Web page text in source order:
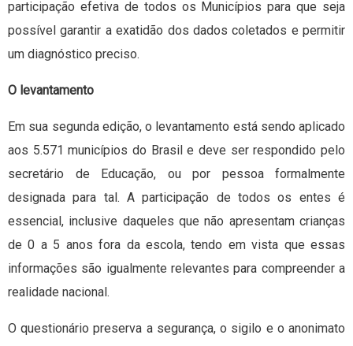
participação efetiva de todos os Municípios para que seja
possível garantir a exatidão dos dados coletados e permitir
um diagnóstico preciso.
O levantamento
Em sua segunda edição, o levantamento está sendo aplicado
aos 5.571 municípios do Brasil e deve ser respondido pelo
secretário de Educação, ou por pessoa formalmente
designada para tal. A participação de todos os entes é
essencial, inclusive daqueles que não apresentam crianças
de 0 a 5 anos fora da escola, tendo em vista que essas
informações são igualmente relevantes para compreender a
realidade nacional.
O questionário preserva a segurança, o sigilo e o anonimato